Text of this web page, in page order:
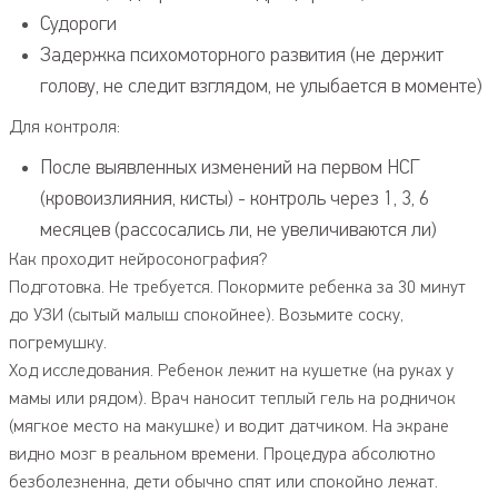
Судороги
Задержка психомоторного развития (не держит
голову, не следит взглядом, не улыбается в моменте)
Для контроля:
После выявленных изменений на первом НСГ
(кровоизлияния, кисты) - контроль через 1, 3, 6
месяцев (рассосались ли, не увеличиваются ли)
Как проходит нейросонография?
Подготовка. Не требуется. Покормите ребенка за 30 минут
до УЗИ (сытый малыш спокойнее). Возьмите соску,
погремушку.
Ход исследования. Ребенок лежит на кушетке (на руках у
мамы или рядом). Врач наносит теплый гель на родничок
(мягкое место на макушке) и водит датчиком. На экране
видно мозг в реальном времени. Процедура абсолютно
безболезненна, дети обычно спят или спокойно лежат.